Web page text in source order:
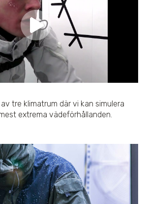
tre klimatrum där vi kan simulera
extrema vädeförhållanden.